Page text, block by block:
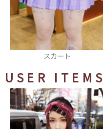
USER ITEMS